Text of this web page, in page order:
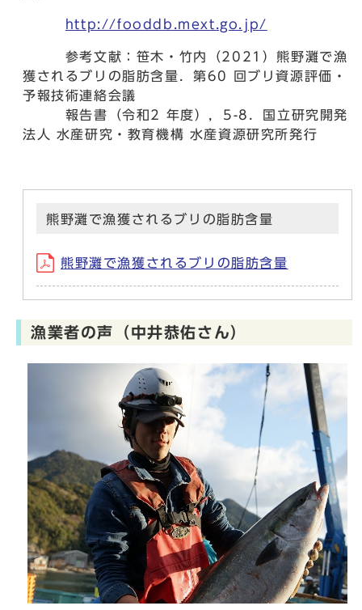
http://fooddb.mext.go.jp/
参考文献：笹木・竹内（2021）熊野灘で漁
獲されるブリの脂肪含量．第60 回ブリ資源評価・
予報技術連絡会議
報告書（令和2 年度），5-8．国立研究開発
法人 水産研究・教育機構 水産資源研究所発行
熊野灘で漁獲されるブリの脂肪含量
熊野灘で漁獲されるブリの脂肪含量
漁業者の声（中井恭佑さん）